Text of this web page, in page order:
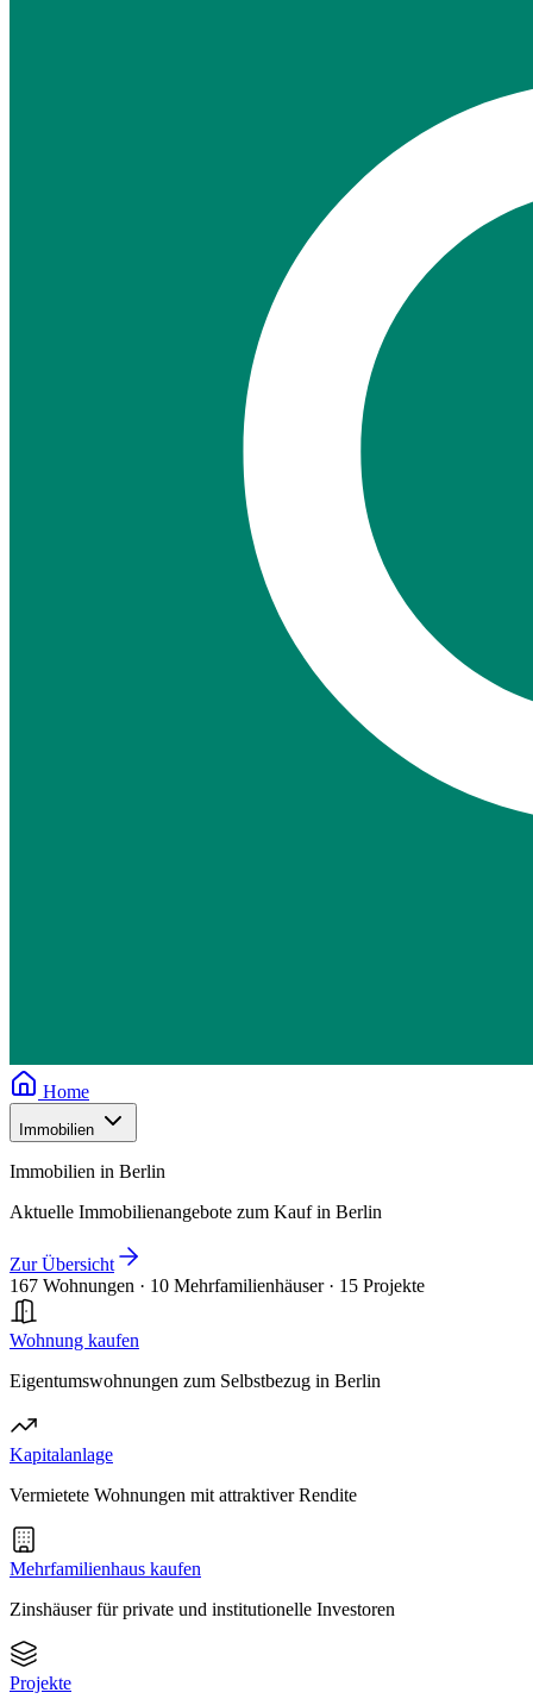
Home
Immobilien
Immobilien in Berlin
Aktuelle Immobilienangebote zum Kauf in Berlin
Zur Übersicht
167 Wohnungen · 10 Mehrfamilienhäuser · 15 Projekte
Wohnung kaufen
Eigentumswohnungen zum Selbstbezug in Berlin
Kapitalanlage
Vermietete Wohnungen mit attraktiver Rendite
Mehrfamilienhaus kaufen
Zinshäuser für private und institutionelle Investoren
Projekte